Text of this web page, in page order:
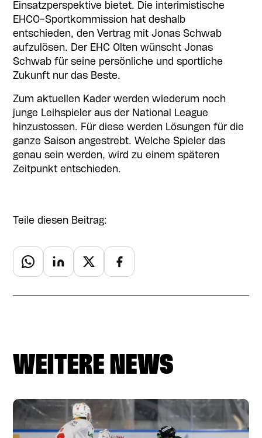
Einsatzperspektive bietet. Die interimistische
EHCO-Sportkommission hat deshalb
entschieden, den Vertrag mit Jonas Schwab
aufzulösen. Der EHC Olten wünscht Jonas
Schwab für seine persönliche und sportliche
Zukunft nur das Beste.
Zum aktuellen Kader werden wiederum noch
junge Leihspieler aus der National League
hinzustossen. Für diese werden Lösungen für die
ganze Saison angestrebt. Welche Spieler das
genau sein werden, wird zu einem späteren
Zeitpunkt entschieden.
Teile diesen Beitrag:
WEITERE NEWS